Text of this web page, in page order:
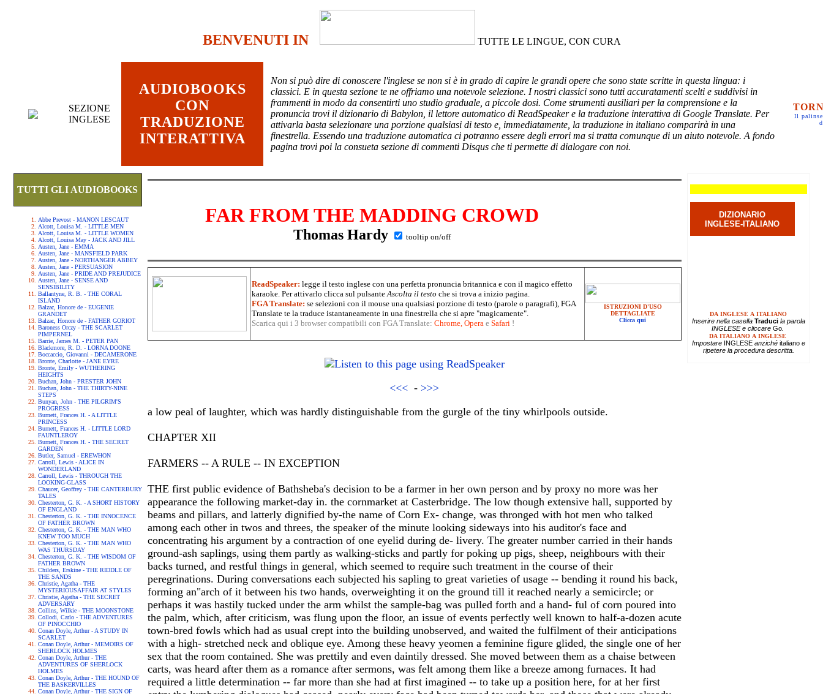
BENVENUTI IN TUTTE LE LINGUE, CON CURA
SEZIONE
INGLESE
AUDIOBOOKS
CON
TRADUZIONE
INTERATTIVA
Non si può dire di conoscere l'inglese se non si è in grado di capire le grandi opere che sono state scritte in questa lingua: i
classici. E in questa sezione te ne offriamo una notevole selezione. I nostri classici sono tutti accuratamenti scelti e suddivisi in
frammenti in modo da consentirti uno studio graduale, a piccole dosi. Come strumenti ausiliari per la comprensione e la
pronuncia trovi il dizionario di Babylon, il lettore automatico di ReadSpeaker e la traduzione interattiva di Google Translate. Per
attivarla basta selezionare una porzione qualsiasi di testo e, immediatamente, la traduzione in italiano comparirà in una
finestrella. Essendo una traduzione automatica ci potranno essere degli errori ma si tratta comunque di un aiuto notevole. A fondo
pagina trovi poi la consueta sezione di commenti Disqus che ti permette di dialogare con noi.
Il
TUTTI GLI AUDIOBOOKS
Abbe Prevost - MANON LESCAUT
Alcott, Louisa M. - LITTLE MEN
Alcott, Louisa M. - LITTLE WOMEN
Alcott, Louisa May - JACK AND JILL
Austen, Jane - EMMA
Austen, Jane - MANSFIELD PARK
Austen, Jane - NORTHANGER ABBEY
Austen, Jane - PERSUASION
Austen, Jane - PRIDE AND PREJUDICE
Austen, Jane - SENSE AND
SENSIBILITY
Ballantyne, R. B. - THE CORAL
ISLAND
Balzac, Honore de - EUGENIE
GRANDET
Balzac, Honore de - FATHER GORIOT
Baroness Orczy - THE SCARLET
PIMPERNEL
Barrie, James M. - PETER PAN
Blackmore, R. D. - LORNA DOONE
Boccaccio, Giovanni - DECAMERONE
Bronte, Charlotte - JANE EYRE
Bronte, Emily - WUTHERING
HEIGHTS
Buchan, John - PRESTER JOHN
Buchan, John - THE THIRTY-NINE
STEPS
Bunyan, John - THE PILGRIM'S
PROGRESS
Burnett, Frances H. - A LITTLE
PRINCESS
Burnett, Frances H. - LITTLE LORD
FAUNTLEROY
Burnett, Frances H. - THE SECRET
GARDEN
Butler, Samuel - EREWHON
Carroll, Lewis - ALICE IN
WONDERLAND
Carroll, Lewis - THROUGH THE
LOOKING-GLASS
Chaucer, Geoffrey - THE CANTERBURY
TALES
Chesterton, G. K. - A SHORT HISTORY
OF ENGLAND
Chesterton, G. K. - THE INNOCENCE
OF FATHER BROWN
Chesterton, G. K. - THE MAN WHO
KNEW TOO MUCH
Chesterton, G. K. - THE MAN WHO
WAS THURSDAY
Chesterton, G. K. - THE WISDOM OF
FATHER BROWN
Childers, Erskine - THE RIDDLE OF
THE SANDS
Christie, Agatha - THE
MYSTERIOUSAFFAIR AT STYLES
Christie, Agatha - THE SECRET
ADVERSARY
Collins, Wilkie - THE MOONSTONE
Collodi, Carlo - THE ADVENTURES
OF PINOCCHIO
Conan Doyle, Arthur - A STUDY IN
SCARLET
Conan Doyle, Arthur - MEMOIRS OF
SHERLOCK HOLMES
Conan Doyle, Arthur - THE
ADVENTURES OF SHERLOCK
HOLMES
Conan Doyle, Arthur - THE HOUND OF
THE BASKERVILLES
Conan Doyle, Arthur - THE SIGN OF
FAR FROM THE MADDING CROWD
Thomas Hardy tooltip on/off
ReadSpeaker: legge il testo inglese con una perfetta pronuncia britannica e con il magico effetto
karaoke. Per attivarlo clicca sul pulsanteAscolta il testo che si trova a inizio pagina.
FGA Translate: se selezioni con il mouse una qualsiasi porzione di testo (parole o paragrafi), FGA
Translate te la traduce istantaneamente in una finestrella che si apre "magicamente".
Scarica qui i 3 browser compatibili con FGA Translate: Chrome, Operae Safari !
ISTRUZIONI D'USO
DETTAGLIATE
Clicca qui
<<< - >>>
a low peal of laughter, which was hardly distinguishable from the gurgle of the tiny whirlpools outside.
CHAPTER XII
FARMERS -- A RULE -- IN EXCEPTION
THE first public evidence of Bathsheba's decision to be a farmer in her own person and by proxy no more was her
appearance the following market-day in. the cornmarket at Casterbridge. The low though extensive hall, supported by
beams and pillars, and latterly dignified by-the name of Corn Ex- change, was thronged with hot men who talked
among each other in twos and threes, the speaker of the minute looking sideways into his auditor's face and
concentrating his argument by a contraction of one eyelid during de- livery. The greater number carried in their hands
ground-ash saplings, using them partly as walking-sticks and partly for poking up pigs, sheep, neighbours with their
backs turned, and restful things in general, which seemed to require such treatment in the course of their
peregrinations. During conversations each subjected his sapling to great varieties of usage -- bending it round his back,
forming an"arch of it between his two hands, overweighting it on the ground till it reached nearly a semicircle; or
perhaps it was hastily tucked under the arm whilst the sample-bag was pulled forth and a hand- ful of corn poured into
the palm, which, after criticism, was flung upon the floor, an issue of events perfectly well known to half-a-dozen acute
town-bred fowls which had as usual crept into the building unobserved, and waited the fulfilment of their anticipations
with a high- stretched neck and oblique eye. Among these heavy yeomen a feminine figure glided, the single one of her
sex that the room contained. She was prettily and even daintily dressed. She moved between them as a chaise between
carts, was heard after them as a romance after sermons, was felt among them like a breeze among furnaces. It had
required a little determination -- far more than she had at first imagined -- to take up a position here, for at her first
DIZIONARIO
INGLESE-ITALIANO
DA INGLESE A ITALIANO
Inserire nella casella Traducila parola
INGLESE e cliccare Go.
DA ITALIANO A INGLESE
Impostare INGLESEanziché italianoe
ripetere la procedura descritta.